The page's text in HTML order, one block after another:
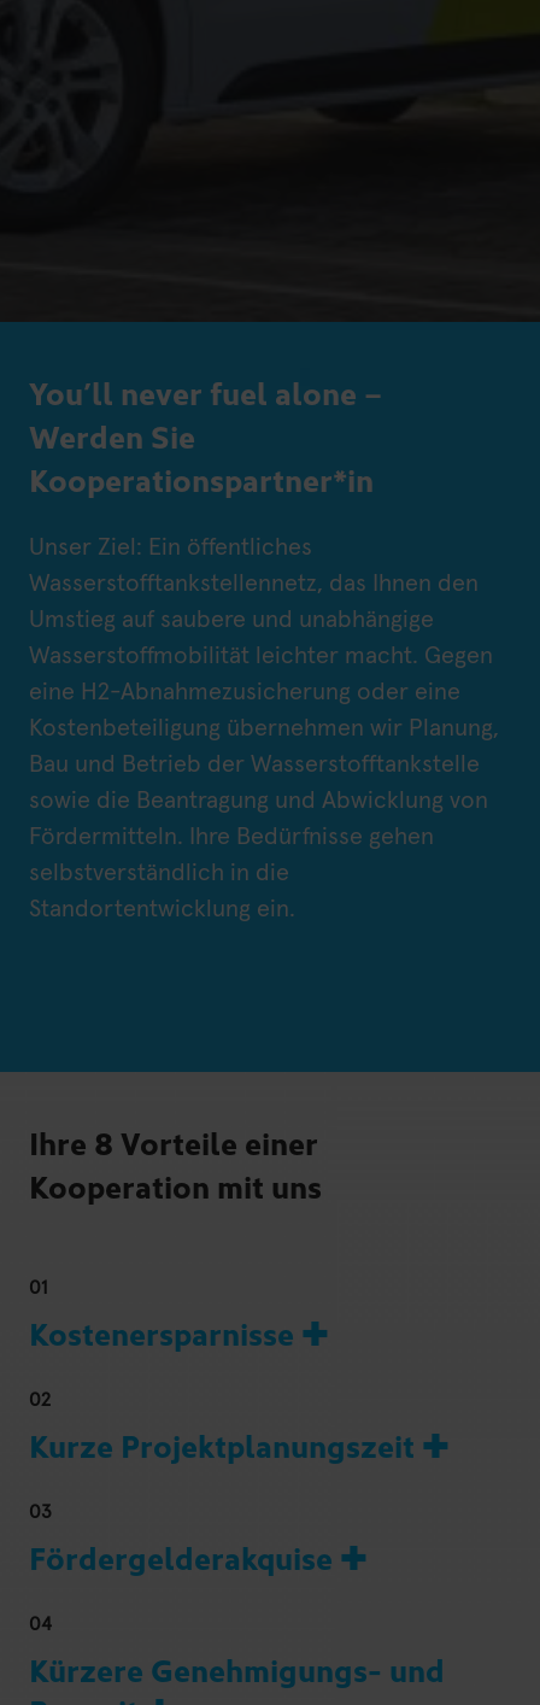
You’ll never fuel alone –
Werden Sie
Kooperationspartner*in
Unser Ziel: Ein öffentliches
Wasserstofftankstellennetz, das Ihnen den
Umstieg auf saubere und unabhängige
Wasserstoffmobilität leichter macht. Gegen
eine H2-Abnahmezusicherung oder eine
Kostenbeteiligung übernehmen wir Planung,
Bau und Betrieb der Wasserstofftankstelle
sowie die Beantragung und Abwicklung von
Fördermitteln. Ihre Bedürfnisse gehen
selbstverständlich in die
Standortentwicklung ein.
Ihre 8 Vorteile einer
Kooperation mit uns
01
Kostenersparnisse ✚
02
Kurze Projektplanungszeit ✚
03
Fördergelderakquise ✚
04
Kürzere Genehmigungs- und